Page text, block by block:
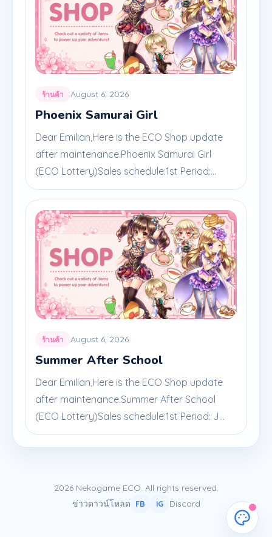
ร้านค้า August 6, 2026
Phoenix Samurai Girl
Dear Emilian,Here is the ECO Shop update
after maintenance.Phoenix Samurai Girl
(ECO Lottery)Sales schedule:1st Period:...
ร้านค้า August 6, 2026
Summer After School
Dear Emilian,Here is the ECO Shop update
after maintenance.Summer After School
(ECO Lottery)Sales schedule:1st Period: J...
2026 Nekogame ECO. All rights reserved.
ข่าวดาวน์โหลด FB IG Discord